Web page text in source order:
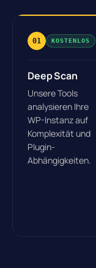
01 KOSTENLOS
Deep Scan
Unsere Tools
analysieren Ihre
WP-Instanz auf
Komplexität und
Plugin-
Abhängigkeiten.